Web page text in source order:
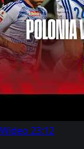
Wideo 23:12